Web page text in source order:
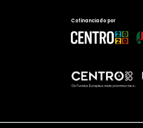
Cofinanciado por